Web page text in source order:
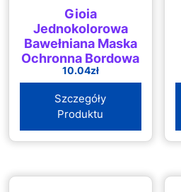
Gioia
Jednokolorowa
Bawełniana Maska
Ochronna Bordowa
10.04zł
Szczegóły
Produktu